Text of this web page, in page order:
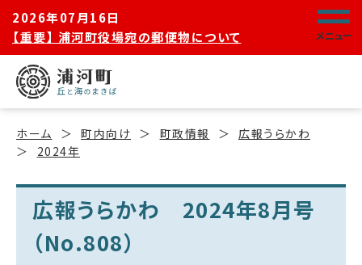
2026年07月16日
【重要】 浦河町役場宛の郵便物について
メニュー
ホーム 町内向け 町政情報
広報うらかわ
2024年
広報うらかわ 2024年8月号
（No.808）